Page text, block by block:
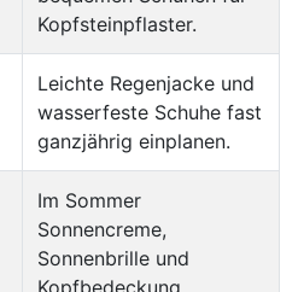
Kopfsteinpflaster.
Leichte Regenjacke und
wasserfeste Schuhe fast
ganzjährig einplanen.
Im Sommer
Sonnencreme,
Sonnenbrille und
Kopfbedeckung